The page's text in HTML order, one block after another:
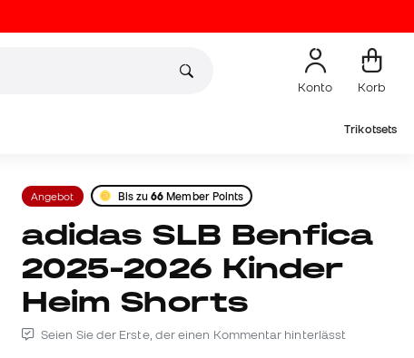
Konto Korb
Trikotsets
Angebot Bis zu66 Member Points
adidas SLB Benfica
2025-2026 Kinder
Heim Shorts
Seien Sie der Erste, der einen Kommentar hinterlässt